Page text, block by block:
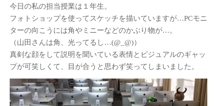
Santec様との産学連携
ナニコレ奮闘日記(7)
人(1)
卒業制作(28)
展示会 (41)
授業(208)
日常(23)
今日の私の担当授業は１年生。
フォトショップを使ってスケッチを描いていますが…PCモニ
ターの向こうには角やミニーなどのかぶり物が…。
（山田さんは角、光ってるし…(@_@)）
真剣な顔をして説明を聞いている表情とビジュアルのギャッ
プが可笑しくて、目が合うと思わず笑ってしまいました。